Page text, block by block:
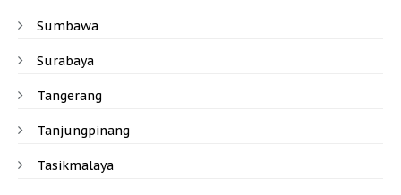
Sumbawa
Surabaya
Tangerang
Tanjungpinang
Tasikmalaya